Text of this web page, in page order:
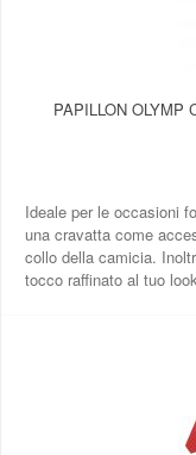
PAPILLON OLYMP
Ideale per le occasioni
una cravatta come
collo della camicia.
tocco raffinato al tuo